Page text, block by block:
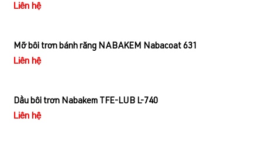
Liên hệ
Mỡ bôi trơn bánh răng NABAKEM Nabacoat 631
Liên hệ
Dầu bôi trơn Nabakem TFE-LUB L-740
Liên hệ